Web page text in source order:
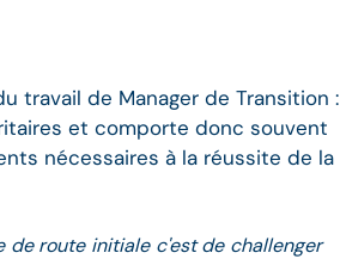
travail de Manager de Transition :
et comporte donc souvent
nécessaires à la réussite de la
de route initiale c'est de challenger